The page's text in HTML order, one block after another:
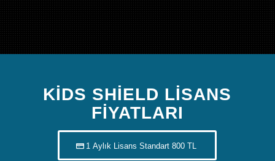
KIDS SHIELD LISANS
FIYATLARI
1 Aylık Lisans Standart 800 TL